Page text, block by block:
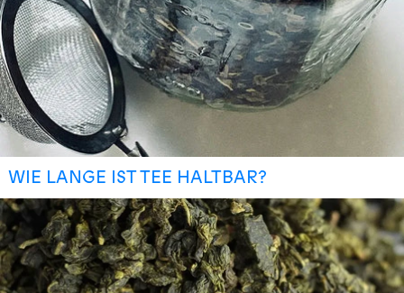
WIE LANGE IST TEE HALTBAR?